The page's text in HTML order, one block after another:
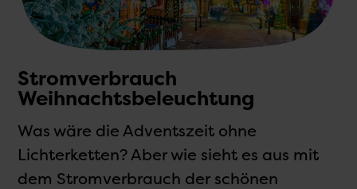
Stromverbrauch
Weihnachtsbeleuchtung
Was wäre die Adventszeit ohne
Lichterketten? Aber wie sieht es aus mit
dem Stromverbrauch der schönen